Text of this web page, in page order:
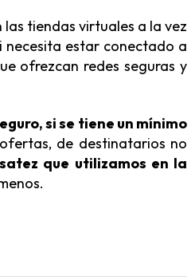
tiendas virtuales a la vez
necesita estar conectado a
ofrezcan redes seguras y
si se tiene un mínimo
de destinatarios no
que utilizamos en la